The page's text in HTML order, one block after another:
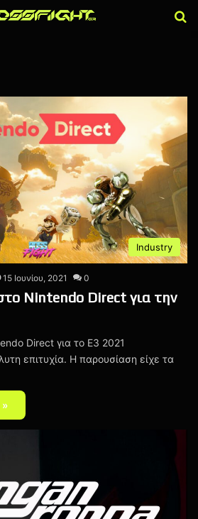
Industry
15 Ιουνίου, 2021 0
Nintendo Direct για την
Direct για το E3 2021
επιτυχία. Η παρουσίαση είχε τα
»